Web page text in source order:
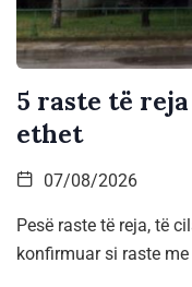
5 raste të
ethet
07/08/2026
Pesë raste të reja, të
konfirmuar si raste